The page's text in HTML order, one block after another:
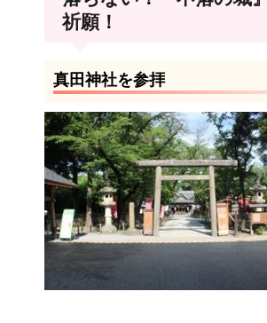
祈願！
真田神社を参拝